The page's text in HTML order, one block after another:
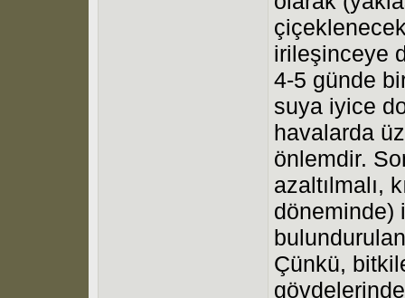
irileşinceye
4-5 günde
suya iyice
havalarda
önlemdir.
azaltılmalı,
döneminde)
Çünkü,